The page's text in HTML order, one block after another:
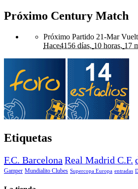
Próximo Century Match
Próximo Partido 21-Mar
Hace4156 días, 10 horas, 17
Etiquetas
F.C. Barcelona Real Madrid C.F.
Gamper Mundialito Clubes Supercopa Europa entradas